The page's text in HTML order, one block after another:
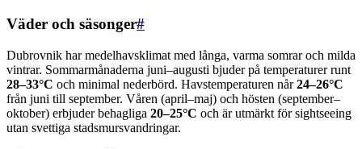
Väder och säsonger#
Dubrovnik har medelhavsklimat med långa, varma somrar och milda
vintrar. Sommarmånaderna juni–augusti bjuder på temperaturer runt
28–33°C och minimal nederbörd. Havstemperaturen når24–26°C
från juni till september. Våren (april–maj) och hösten (september–
oktober) erbjuder behagliga 20–25°C och är utmärkt för sightseeing
utan svettiga stadsmursvandringar.